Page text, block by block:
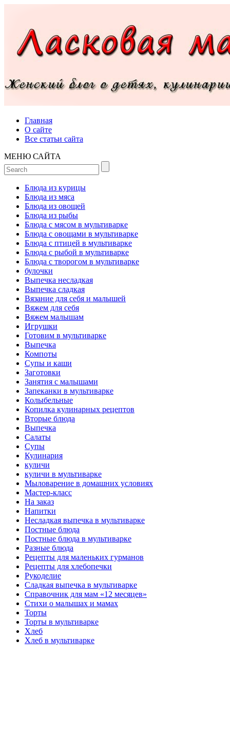
Главная
О сайте
Все статьи сайта
МЕНЮ САЙТА
Блюда из курицы
Блюда из мяса
Блюда из овощей
Блюда из рыбы
Блюда с мясом в мультиварке
Блюда с овощами в мультиварке
Блюда с птицей в мультиварке
Блюда с рыбой в мультиварке
Блюда с творогом в мультиварке
булочки
Выпечка несладкая
Выпечка сладкая
Вязание для себя и малышей
Вяжем для себя
Вяжем малышам
Игрушки
Готовим в мультиварке
Выпечка
Компоты
Супы и каши
Заготовки
Занятия с малышами
Запеканки в мультиварке
Колыбельные
Копилка кулинарных рецептов
Вторые блюда
Выпечка
Салаты
Супы
Кулинария
куличи
куличи в мультиварке
Мыловарение в домашних условиях
Мастер-класс
На заказ
Напитки
Несладкая выпечка в мультиварке
Постные блюда
Постные блюда в мультиварке
Разные блюда
Рецепты для маленьких гурманов
Рецепты для хлебопечки
Рукоделие
Сладкая выпечка в мультиварке
Справочник для мам «12 месяцев»
Стихи о малышах и мамах
Торты
Торты в мультиварке
Хлеб
Хлеб в мультиварке